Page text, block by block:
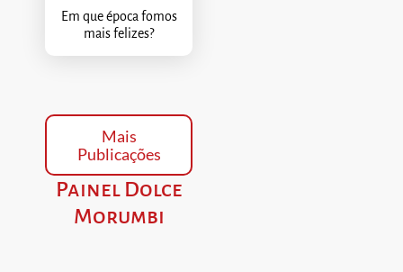
Em que época fomos
mais felizes?
Mais
Publicações
Painel Dolce
Morumbi